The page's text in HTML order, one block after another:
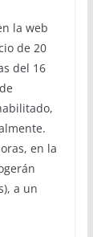
la web
de 20
del 16
en la
a un